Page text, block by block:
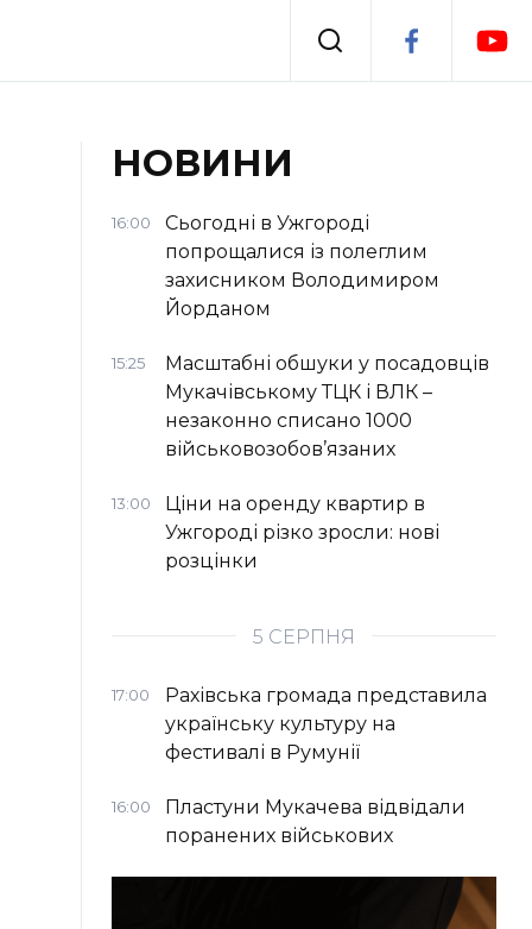
Події
НОВИНИ
16:00
Сьогодні в Ужгороді
попрощалися із полеглим
захисником Володимиром
Йорданом
15:25
Масштабні обшуки у посадовців
Мукачівському ТЦК і ВЛК –
незаконно списано 1000
військовозобов’язаних
13:00
Ціни на оренду квартир в
Ужгороді різко зросли: нові
розцінки
5 СЕРПНЯ
17:00
Рахівська громада представила
українську культуру на
фестивалі в Румунії
16:00
Пластуни Мукачева відвідали
поранених військових